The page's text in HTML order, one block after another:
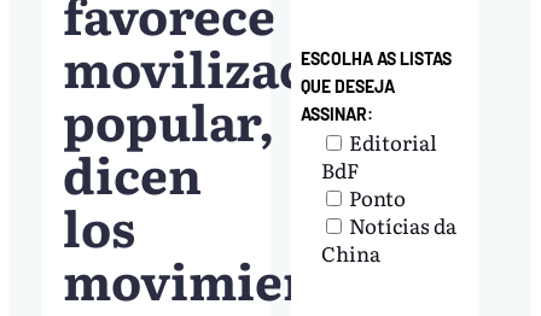
movilización
popular,
dicen
los
movimientos
ESCOLHA AS LISTAS
QUE DESEJA
ASSINAR:
Editorial
BdF
Ponto
Notícias da
China